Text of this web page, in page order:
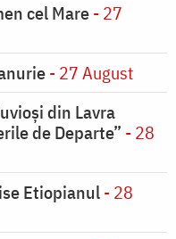
cel Mare- 27
- 27 August
din Lavra
de Departe” - 28
Etiopianul- 28